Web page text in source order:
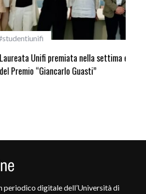
premiata nella settima edizione
Guasti”
periodico digitale dell’Università di